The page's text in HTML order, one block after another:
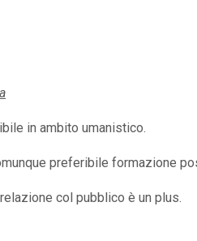
in ambito umanistico.
preferibile formazione
col pubblico è un plus.